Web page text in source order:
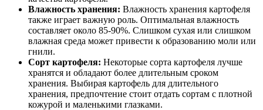
Влажность хранения: Влажность хранения картофеля
также играет важную роль. Оптимальная влажность
составляет около 85-90%. Слишком сухая или слишком
влажная среда может привести к образованию моли или
гнили.
Сорт картофеля: Некоторые сорта картофеля лучше
хранятся и обладают более длительным сроком
хранения. Выбирая картофель для длительного
хранения, предпочтение стоит отдать сортам с плотной
кожурой и маленькими глазками.